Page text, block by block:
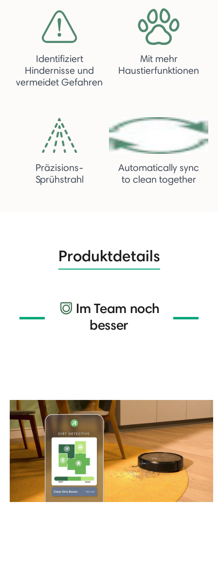
Identifiziert
Hindernisse und
vermeidet Gefahren
Mit mehr
Haustierfunktionen
Präzisions-
Sprühstrahl
Automatically sync
to clean together
Produktdetails
Im Team noch
besser